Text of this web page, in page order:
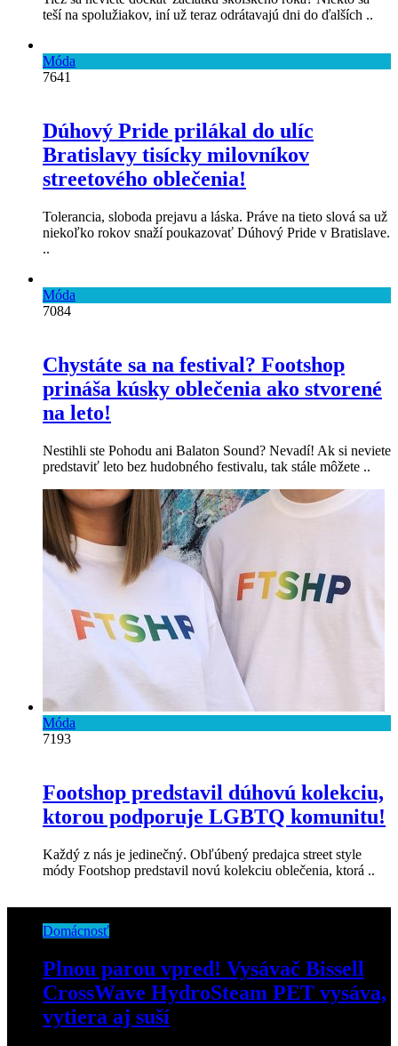
teší na spolužiakov, iní už teraz odrátavajú dni do ďalších ..
Móda
7641
Dúhový Pride prilákal do ulíc
Bratislavy tisícky milovníkov
streetového oblečenia!
Tolerancia, sloboda prejavu a láska. Práve na tieto slová sa už
niekoľko rokov snaží poukazovať Dúhový Pride v Bratislave.
..
Móda
7084
Chystáte sa na festival? Footshop
prináša kúsky oblečenia ako stvorené
na leto!
Nestihli ste Pohodu ani Balaton Sound? Nevadí! Ak si neviete
predstaviť leto bez hudobného festivalu, tak stále môžete ..
Móda
7193
Footshop predstavil dúhovú kolekciu,
ktorou podporuje LGBTQ komunitu!
Každý z nás je jedinečný. Obľúbený predajca street style
módy Footshop predstavil novú kolekciu oblečenia, ktorá ..
Domácnosť
Plnou parou vpred! Vysávač Bissell
CrossWave HydroSteam PET vysáva,
vytiera aj suší